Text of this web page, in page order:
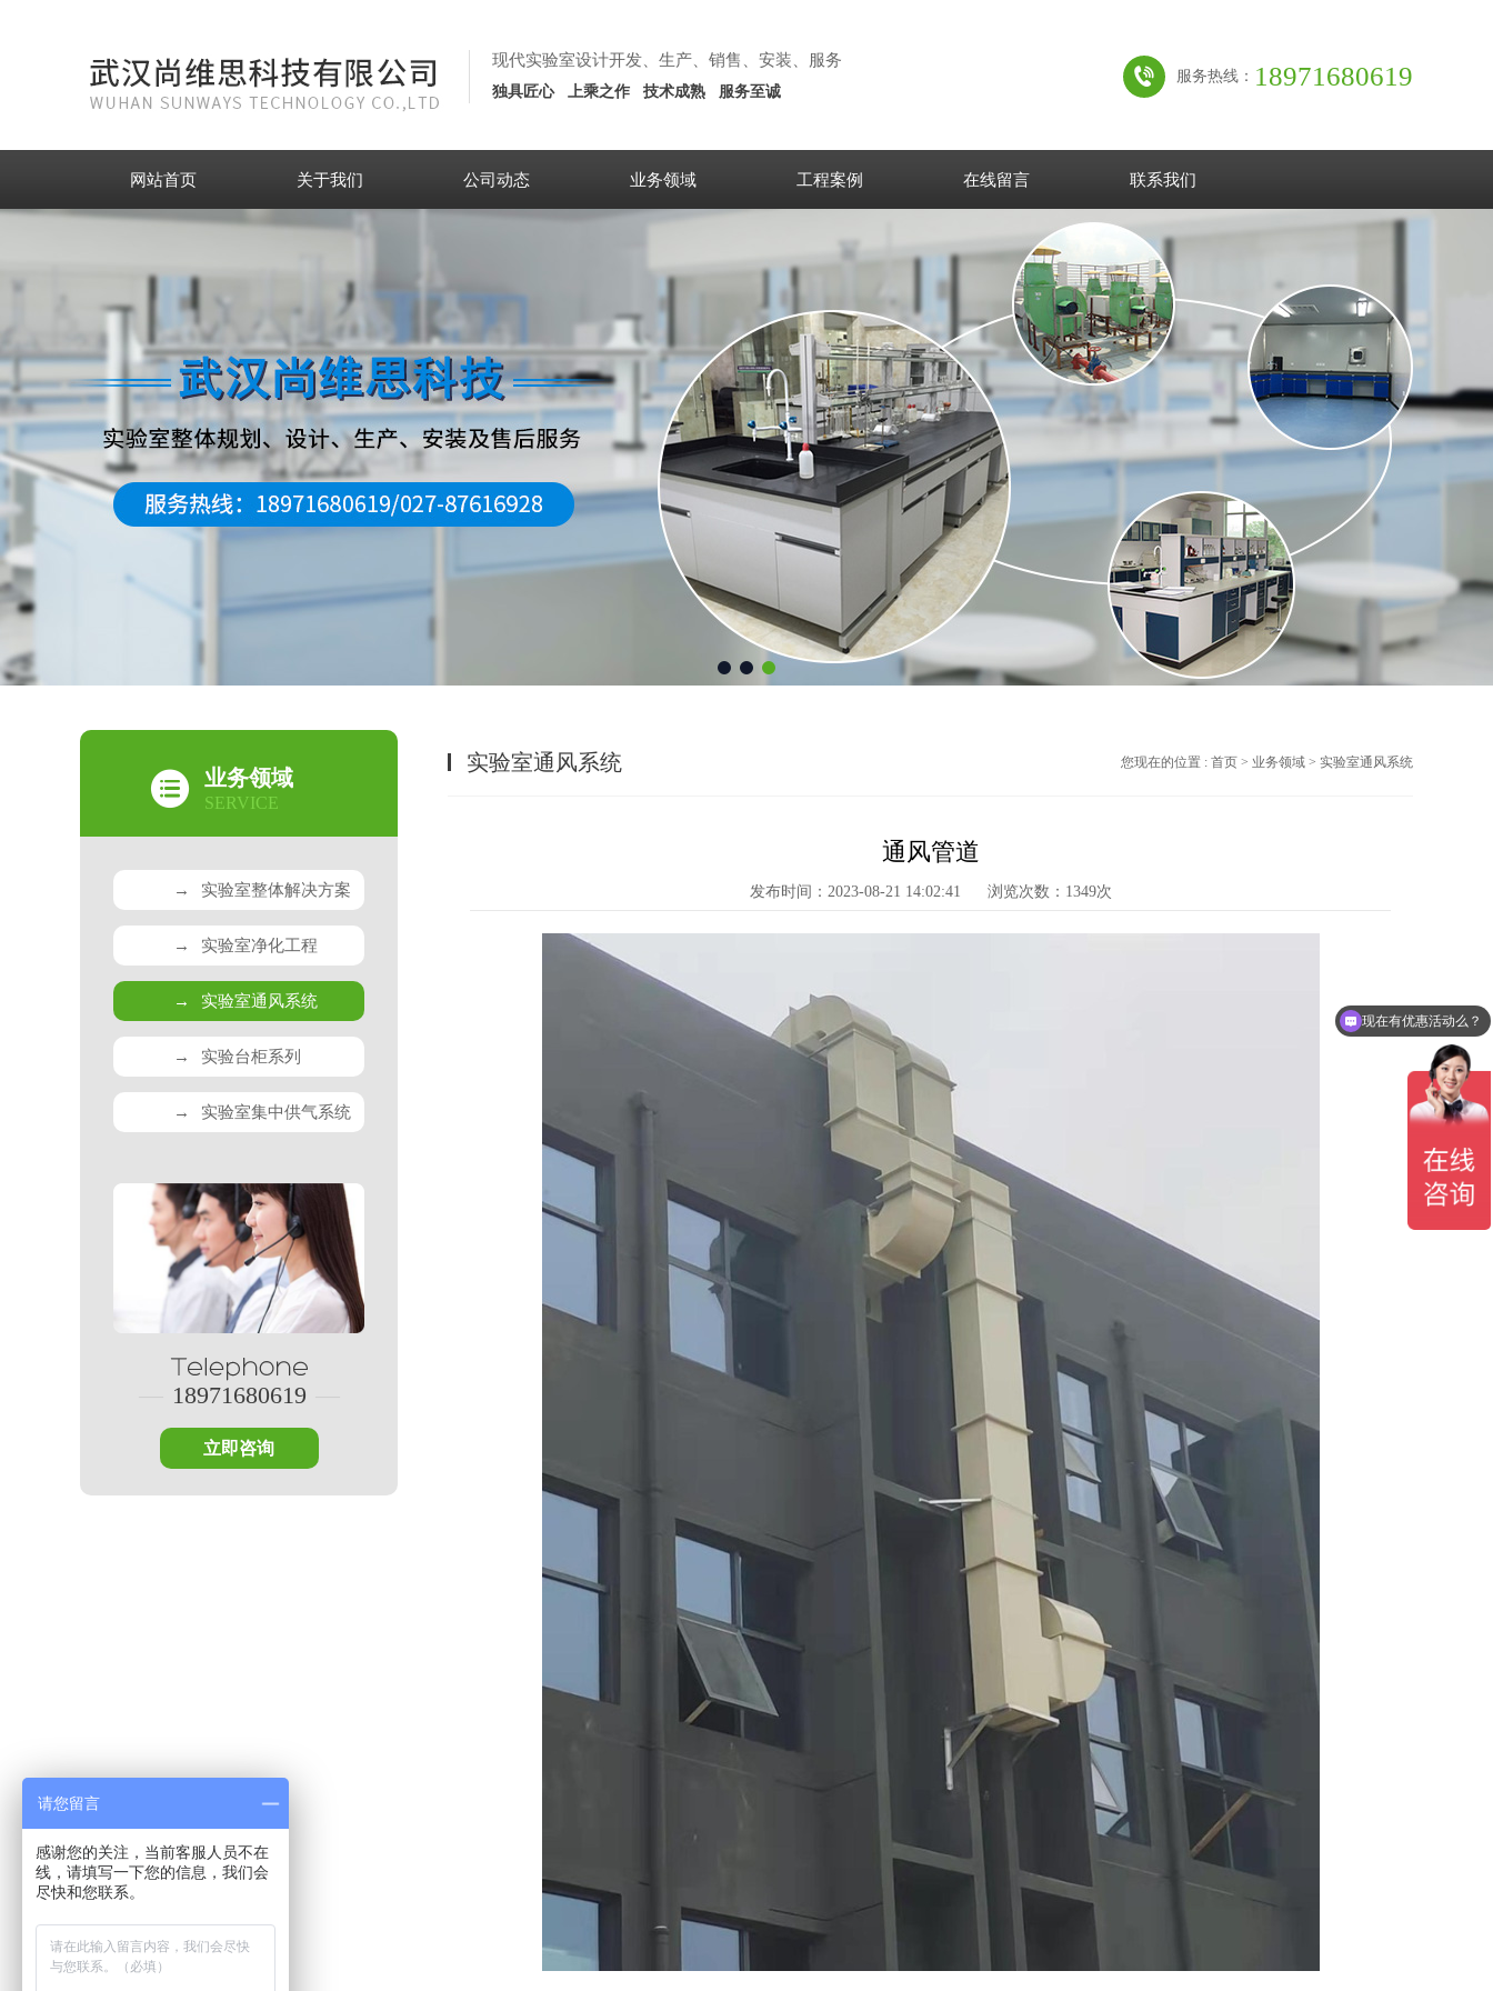
现代实验室设计开发、生产、销售、安装、服务
独具匠心 上乘之作 技术成熟 服务至诚
服务热线： 18971680619
网站首页 关于我们 公司动态 业务领域 工程案例 在线留言 联系我们
业务领域
SERVICE
→ 实验室整体解决方案
→ 实验室净化工程
→ 实验室通风系统
→ 实验台柜系列
→ 实验室集中供气系统
18971680619
立即咨询
实验室通风系统 您现在的位置 : 首页 > 业务领域 > 实验室通风系统
通风管道
发布时间：2023-08-21 14:02:41 浏览次数：1349次
现在有优惠活动么？
请您留言
感谢您的关注，当前客服人员不在
线，请填写一下您的信息，我们会
尽快和您联系。